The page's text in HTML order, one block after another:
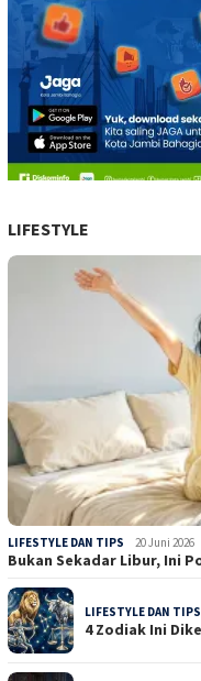
LIFESTYLE
LIFESTYLE DAN TIPS 20 Juni 2026
Bukan Sekadar Libur, Ini
LIFESTYLE DAN TIPS
4 Zodiak Ini